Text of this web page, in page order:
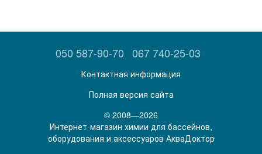
050 587-90-70 067 740-25-03
Контактная информация
Полная версия сайта
© 2008—2026
Интернет-магазин химии для бассейнов,
оборудования и аксессуаров АкваДоктор